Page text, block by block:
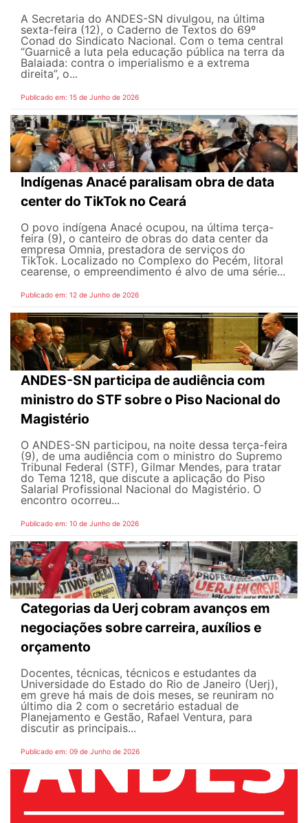
A Secretaria do ANDES-SN divulgou, na última
sexta-feira (12), o Caderno de Textos do 69º
Conad do Sindicato Nacional. Com o tema central
“Guarnicê a luta pela educação pública na terra da
Balaiada: contra o imperialismo e a extrema
direita”, o...
Publicado em: 15 de Junho de 2026
Indígenas Anacé paralisam obra de data
center do TikTok no Ceará
O povo indígena Anacé ocupou, na última terça-
feira (9), o canteiro de obras do data center da
empresa Omnia, prestadora de serviços do
TikTok. Localizado no Complexo do Pecém, litoral
cearense, o empreendimento é alvo de uma série...
Publicado em: 12 de Junho de 2026
ANDES-SN participa de audiência com
ministro do STF sobre o Piso Nacional do
Magistério
O ANDES-SN participou, na noite dessa terça-feira
(9), de uma audiência com o ministro do Supremo
Tribunal Federal (STF), Gilmar Mendes, para tratar
do Tema 1218, que discute a aplicação do Piso
Salarial Profissional Nacional do Magistério. O
encontro ocorreu...
Publicado em: 10 de Junho de 2026
Categorias da Uerj cobram avanços em
negociações sobre carreira, auxílios e
orçamento
Docentes, técnicas, técnicos e estudantes da
Universidade do Estado do Rio de Janeiro (Uerj),
em greve há mais de dois meses, se reuniram no
último dia 2 com o secretário estadual de
Planejamento e Gestão, Rafael Ventura, para
discutir as principais...
Publicado em: 09 de Junho de 2026